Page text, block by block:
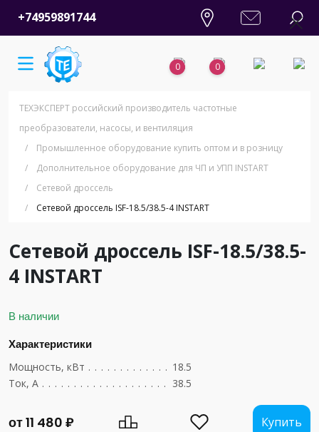
+74959891744
0 0
ТЕХЭКСПЕРТ российский производитель частотные
преобразователи, насосы, и вентиляция
/
Промышленное оборудование купить оптом и в розницу
/
Дополнительное оборудование для ЧП и УПП INSTART
/
Сетевой дроссель
/
Сетевой дроссель ISF-18.5/38.5-4 INSTART
Сетевой дроссель ISF-18.5/38.5-
4 INSTART
В наличии
Характеристики
Мощность, кВт
18.5
Ток, А
38.5
от 11 480 ₽
Купить